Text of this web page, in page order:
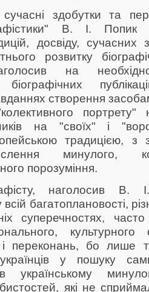
здобутки та
В. І. Попик
досвіду, сучасних
розвитку
на
біографічних
створення
портрету"
на "своїх" і
традицією, з
минулого,
порозуміння.
наголосив В.
багатоплановості,
суперечностях,
і переконань, бо лише
українців у пошуку
які не